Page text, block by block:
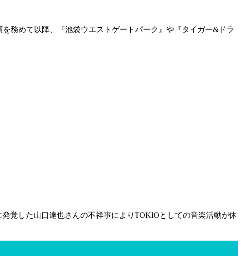
務めて以降、『池袋ウエストゲートパーク』や『タイガー&ドラ
覚した山口達也さんの不祥事によりTOKIOとしての音楽活動が休